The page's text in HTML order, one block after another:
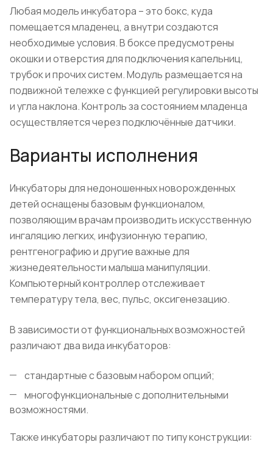
Любая модель инкубатора – это бокс, куда
помещается младенец, а внутри создаются
необходимые условия. В боксе предусмотрены
окошки и отверстия для подключения капельниц,
трубок и прочих систем. Модуль размещается на
подвижной тележке с функцией регулировки высоты
и угла наклона. Контроль за состоянием младенца
осуществляется через подключённые датчики.
Варианты исполнения
Инкубаторы для недоношенных новорожденных
детей оснащены базовым функционалом,
позволяющим врачам производить искусственную
ингаляцию легких, инфузионную терапию,
рентгенографию и другие важные для
жизнедеятельности малыша манипуляции.
Компьютерный контроллер отслеживает
температуру тела, вес, пульс, оксигенезацию.
В зависимости от функциональных возможностей
различают два вида инкубаторов:
стандартные с базовым набором опций;
многофункциональные с дополнительными
возможностями.
Также инкубаторы различают по типу конструкции: